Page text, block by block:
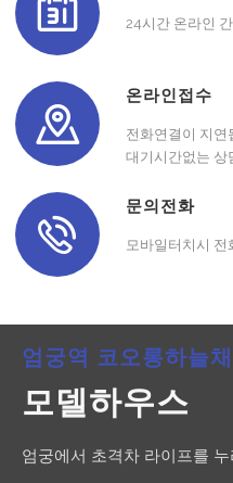
24시간 온라인
온라인접수
전화연결이 지연
대기시간없는 상
문의전화
모바일터치시 전
엄궁역 코오롱하늘채
모델하우스
엄궁에서 초격차 라이프를